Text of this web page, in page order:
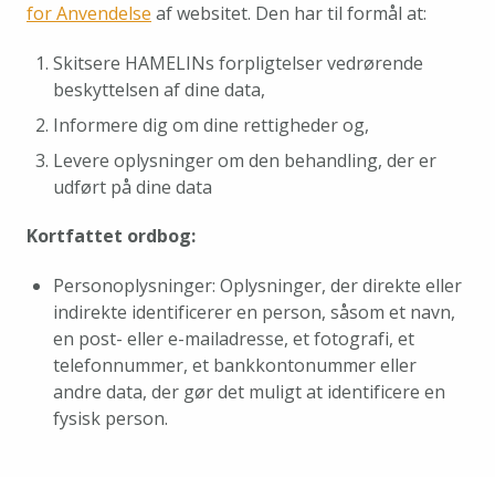
for Anvendelse af websitet. Den har til formål at:
Skitsere HAMELINs forpligtelser vedrørende
beskyttelsen af dine data,
Informere dig om dine rettigheder og,
Levere oplysninger om den behandling, der er
udført på dine data
Kortfattet ordbog:
Personoplysninger: Oplysninger, der direkte eller
indirekte identificerer en person, såsom et navn,
en post- eller e-mailadresse, et fotografi, et
telefonnummer, et bankkontonummer eller
andre data, der gør det muligt at identificere en
fysisk person.